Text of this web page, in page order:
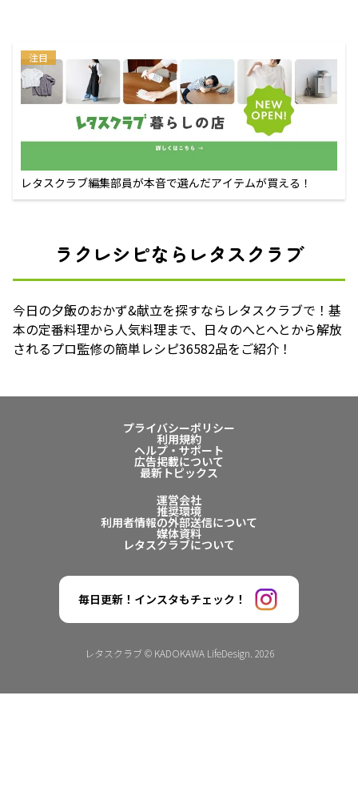
注目
レタスクラブ編集部員が本音で選んだアイテムが買える！
ラクレシピならレタスクラブ
今日の夕飯のおかず&献立を探すならレタスクラブで！基
本の定番料理から人気料理まで、日々のへとへとから解放
されるプロ監修の簡単レシピ36582品をご紹介！
プライバシーポリシー
利用規約
ヘルプ・サポート
広告掲載について
最新トピックス
運営会社
推奨環境
利用者情報の外部送信について
媒体資料
レタスクラブについて
毎日更新！インスタもチェック！
レタスクラブ © KADOKAWA LifeDesign. 2026